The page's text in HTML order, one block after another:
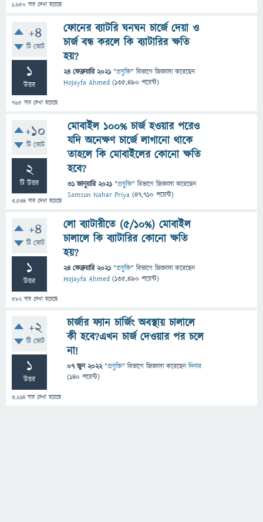
1,650 বার দেখা হয়েছে
+4
টি ভোট
1
উত্তর
765 বার দেখা হয়েছে
ফোনের ব্যাটরি ঘনঘন চার্জে দেয়া ও
চার্জ বন্ধ করলে কি ব্যাটারির ক্ষতি
হয়?
24 ফেব্রুয়ারি 2021 "প্রযুক্তি" বিভাগে জিজ্ঞাসাকরেছেন
Hojayfa Ahmed (135,490 পয়েন্ট)
+10
টি ভোট
2
টি উত্তর
3,544 বার দেখা হয়েছে
মোবাইল ১০০% চার্জ হওয়ার পরেও
যদি অনেক্ষণ চার্জে লাগানো থাকে
তাহলে কি মোবাইলের কোনো ক্ষতি
হবে?
31 জানুয়ারি 2021 "প্রযুক্তি" বিভাগে জিজ্ঞাসাকরেছেন
Samsun Nahar Priya (47,710 পয়েন্ট)
+4
টি ভোট
1
উত্তর
582বার দেখা হয়েছে
লো ব্যাটারীতে (৫/১০%) মোবাইল
চালালে কি ব্যাটারির কোনো ক্ষতি
হয়?
24 ফেব্রুয়ারি 2021 "প্রযুক্তি" বিভাগে জিজ্ঞাসাকরেছেন
Hojayfa Ahmed (135,490 পয়েন্ট)
+2
টি ভোট
1
উত্তর
3,614 বার দেখা হয়েছে
চার্জার ফ্যান চার্জিং অবস্থায় চালালে
কী হবে?এখন চার্জ দেওয়ার পর চলে
না!
07 জুন 2022 "প্রযুক্তি" বিভাগে জিজ্ঞাসাকরেছেনদিনার
(140 পয়েন্ট)